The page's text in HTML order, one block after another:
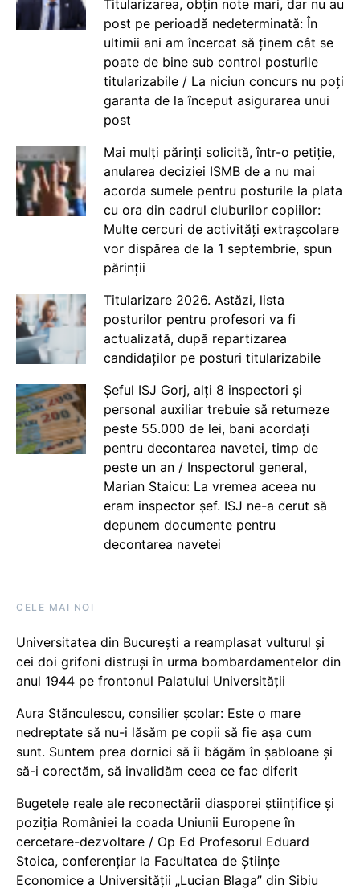
Titularizarea, obțin note mari, dar nu au
post pe perioadă nedeterminată: În
ultimii ani am încercat să ținem cât se
poate de bine sub control posturile
titularizabile / La niciun concurs nu poți
garanta de la început asigurarea unui
post
Mai mulți părinți solicită, într-o petiție,
anularea deciziei ISMB de a nu mai
acorda sumele pentru posturile la plata
cu ora din cadrul cluburilor copiilor:
Multe cercuri de activități extrașcolare
vor dispărea de la 1 septembrie, spun
părinții
Titularizare 2026. Astăzi, lista
posturilor pentru profesori va fi
actualizată, după repartizarea
candidaților pe posturi titularizabile
Șeful ISJ Gorj, alți 8 inspectori și
personal auxiliar trebuie să returneze
peste 55.000 de lei, bani acordați
pentru decontarea navetei, timp de
peste un an / Inspectorul general,
Marian Staicu: La vremea aceea nu
eram inspector șef. ISJ ne-a cerut să
depunem documente pentru
decontarea navetei
CELE MAI NOI
Universitatea din București a reamplasat vulturul și
cei doi grifoni distruși în urma bombardamentelor din
anul 1944 pe frontonul Palatului Universității
Aura Stănculescu, consilier școlar: Este o mare
nedreptate să nu-i lăsăm pe copii să fie așa cum
sunt. Suntem prea dornici să îi băgăm în șabloane și
să-i corectăm, să invalidăm ceea ce fac diferit
Bugetele reale ale reconectării diasporei științifice și
poziția României la coada Uniunii Europene în
cercetare-dezvoltare / Op Ed Profesorul Eduard
Stoica, conferențiar la Facultatea de Științe
Economice a Universității „Lucian Blaga” din Sibiu